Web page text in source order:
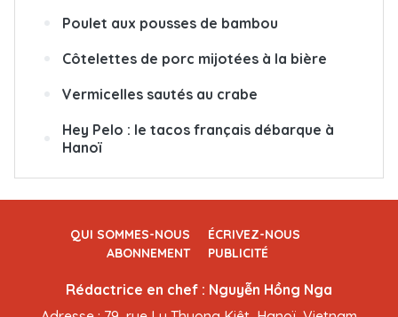
Poulet aux pousses de bambou
Côtelettes de porc mijotées à la bière
Vermicelles sautés au crabe
Hey Pelo : le tacos français débarque à
Hanoï
QUI SOMMES-NOUS
ÉCRIVEZ-NOUS
ABONNEMENT
PUBLICITÉ
Rédactrice en chef : Nguyễn Hồng Nga